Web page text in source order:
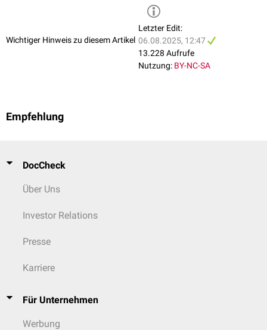
und die Spende von zwei EK (
) in einer Sitzung bei kräftigen Blutspendern mit
, bei denen der
belastbar ist.
Wichtiger Hinweis zu diesem Artikel
Letzter Edit:
06.08.2025, 12:47
13.228 Aufrufe
Nutzung: BY-NC-SA
Empfehlung
DocCheck
Über Uns
Investor Relations
Presse
Karriere
Für Unternehmen
Werbung